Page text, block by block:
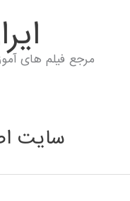
مرجع فیلم های
سایت